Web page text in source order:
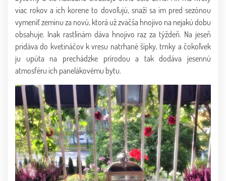
viac rokov a ich korene to dovoľujú, snaží sa im pred sezónou
vymeniť zeminu za novú, ktorá už zväčša hnojivo na nejakú dobu
obsahuje. Inak rastlinám dáva hnojivo raz za týždeň. Na jeseň
pridáva do kvetináčov k vresu natrhané šípky, trnky a čokoľvek
ju upúta na prechádzke prírodou a tak dodáva jesennú
atmosféru ich panelákovému bytu.